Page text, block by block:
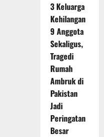
3 Keluarga
Kehilangan
9 Anggota
Sekaligus,
Tragedi
Rumah
Ambruk di
Pakistan
Jadi
Peringatan
Besar